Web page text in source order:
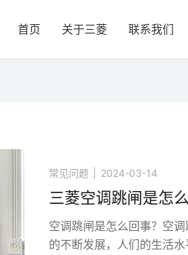
首页 关于三菱 联系我们
常见问题 2024-03-14
三菱空调跳闸是怎么
空调跳闸是怎么回事？空
的不断发展，人们的生活